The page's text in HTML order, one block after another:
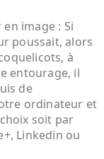
image : Si
poussait, alors
à
entourage, il
de
ordinateur et
soit par
Linkedin ou